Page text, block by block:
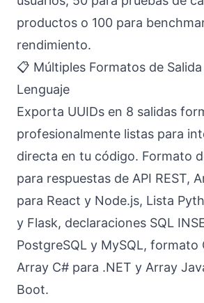
productos o 100 para
rendimiento.
📋 Múltiples Formatos de
Lenguaje
Exporta UUIDs en 8 salidas
profesionalmente listas para
directa en tu código. Formato
para respuestas de API REST,
para React y Node.js, Lista
y Flask, declaraciones SQL
PostgreSQL y MySQL, formato
Array C# para .NET y Array
Boot.